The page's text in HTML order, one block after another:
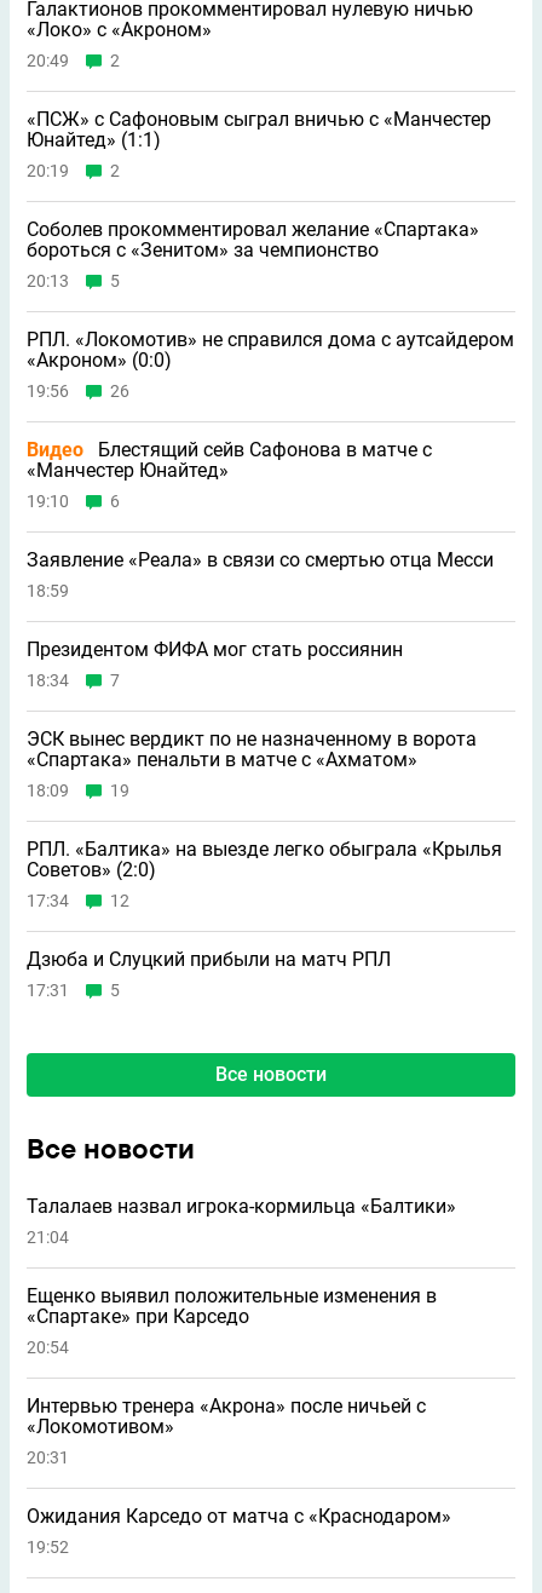
Галактионов прокомментировал нулевую ничью
«Локо» с «Акроном»
20:49 2
«ПСЖ» с Сафоновым сыграл вничью с «Манчестер
Юнайтед» (1:1)
20:19 2
Соболев прокомментировал желание «Спартака»
бороться с «Зенитом» за чемпионство
20:13 5
РПЛ. «Локомотив» не справился дома с аутсайдером
«Акроном» (0:0)
19:56 26
Видео
Блестящий сейв Сафонова в матче с
«Манчестер Юнайтед»
19:10 6
Заявление «Реала» в связи со смертью отца Месси
18:59
Президентом ФИФА мог стать россиянин
18:34 7
ЭСК вынес вердикт по не назначенному в ворота
«Спартака» пенальти в матче с «Ахматом»
18:09 19
РПЛ. «Балтика» на выезде легко обыграла «Крылья
Советов» (2:0)
17:34 12
Дзюба и Слуцкий прибыли на матч РПЛ
17:31 5
Все новости
Все новости
Талалаев назвал игрока-кормильца «Балтики»
21:04
Ещенко выявил положительные изменения в
«Спартаке» при Карседо
20:54
Интервью тренера «Акрона» после ничьей с
«Локомотивом»
20:31
Ожидания Карседо от матча с «Краснодаром»
19:52